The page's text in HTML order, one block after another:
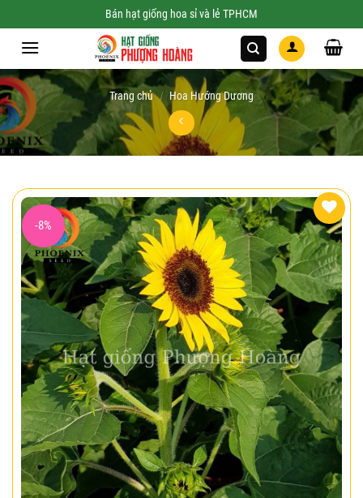
to
content
Bán hạt giống hoa sỉ và lẻ TPHCM
Trang chủ / Hoa Hướng Dương
-8%
Add to
wishlist